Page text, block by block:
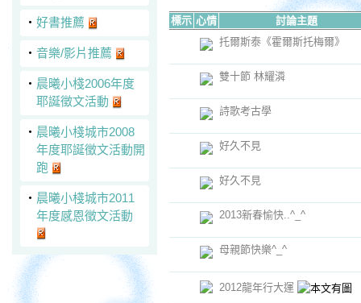
‧ 好書推薦
‧ 音樂/影片推薦
‧ 晨曦小棧2006年度
耶誕徵文活動
‧ 晨曦小棧城市2008
年度耶誕徵文活動開
跑
‧ 晨曦小棧城市2011
年度感恩徵文活動
標示 心情
討論主題
托爾斯泰《霍爾斯托梅爾》
雙十節 林耀潾
詩歌考古學
好久不見
好久不見
2013新春愉快..^_^
母親節快樂^_^
2012龍年行大運